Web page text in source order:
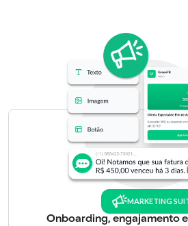
MARKETING
Onboarding, engajamento